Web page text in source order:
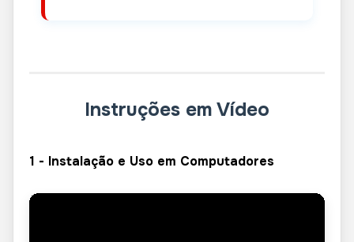
Instruções em Vídeo
1 - Instalação e Uso em Computadores